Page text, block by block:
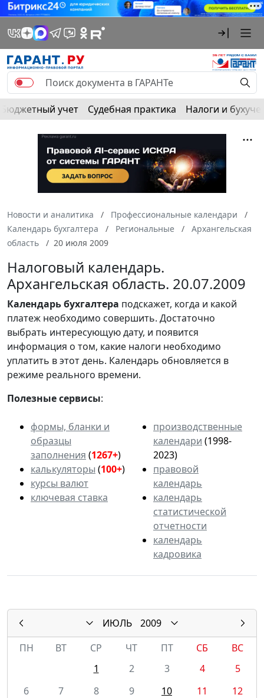
Бюджетный учет Судебная практика Налоги и
Новости и аналитика
Профессиональные календари
Календарь бухгалтера
Региональные
Архангельская
область
20 июля 2009
Налоговый календарь.
Архангельская область. 20.07.2009
Календарьбухгалтера подскажет, когда и какой
платеж необходимо совершить. Достаточно
выбрать интересующую дату, и появится
информация о том, какие налоги необходимо
уплатить в этот день. Календарь обновляется в
режиме реального времени.
Полезные сервисы:
формы, бланки и
образцы
заполнения (1267+)
калькуляторы (100+)
курсы валют
ключевая ставка
производственные
календари (1998-
2023)
правовой
календарь
календарь
статистической
отчетности
календарь
кадровика
ИЮЛЬ
2009
ПН
ВТ СР ЧТ ПТ СБ
ВС
1
2 3 4
5
6
7 8 9 10 11
12